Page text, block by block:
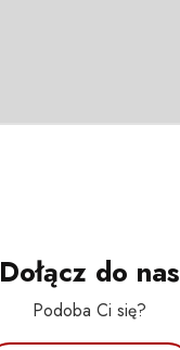
Dołącz do nas
Podoba Ci się?